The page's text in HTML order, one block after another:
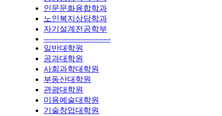
인문문화융합학과
노인복지상담학과
자기설계전공학부
---------------------------
일반대학원
공과대학원
사회과학대학원
부동산대학원
관광대학원
미용예술대학원
기술창업대학원